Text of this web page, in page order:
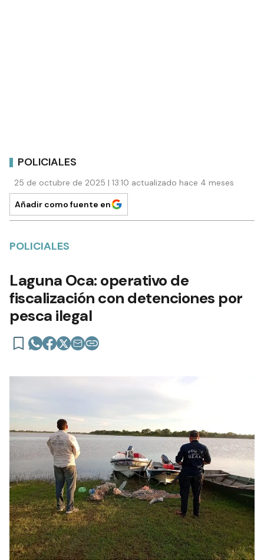
POLICIALES
25 de octubre de 2025 | 13:10 actualizado hace 4 meses
Añadir como fuente en
POLICIALES
Laguna Oca: operativo de
fiscalización con detenciones por
pesca ilegal